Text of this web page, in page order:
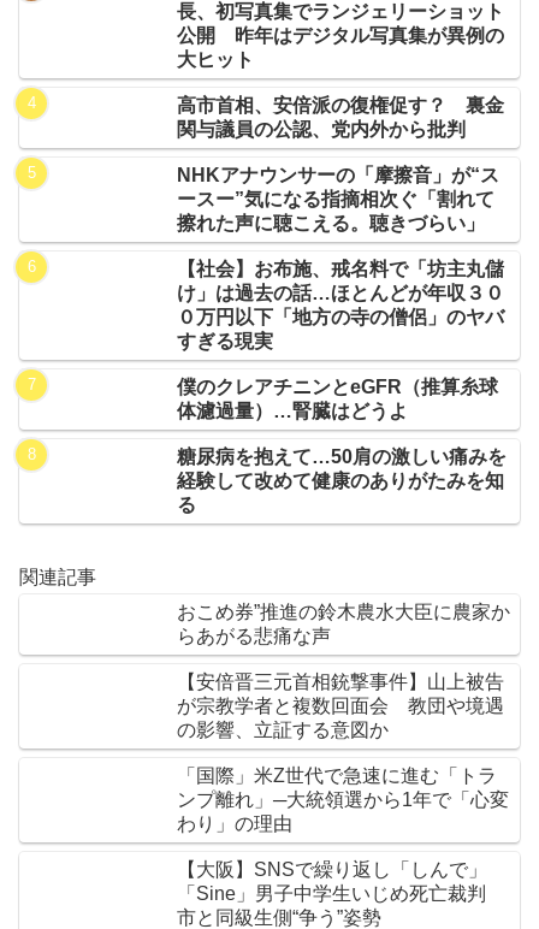
長、初写真集でランジェリーショット
公開 昨年はデジタル写真集が異例の
大ヒット
高市首相、安倍派の復権促す？ 裏金
関与議員の公認、党内外から批判
NHKアナウンサーの「摩擦音」が“ス
ースー”気になる指摘相次ぐ「割れて
擦れた声に聴こえる。聴きづらい」
【社会】お布施、戒名料で「坊主丸儲
け」は過去の話…ほとんどが年収３０
０万円以下「地方の寺の僧侶」のヤバ
すぎる現実
僕のクレアチニンとeGFR（推算糸球
体濾過量）…腎臓はどうよ
糖尿病を抱えて…50肩の激しい痛みを
経験して改めて健康のありがたみを知
る
関連記事
おこめ券”推進の鈴木農水大臣に農家か
らあがる悲痛な声
【安倍晋三元首相銃撃事件】山上被告
が宗教学者と複数回面会 教団や境遇
の影響、立証する意図か
「国際」米Z世代で急速に進む「トラ
ンプ離れ」─大統領選から1年で「心変
わり」の理由
【大阪】SNSで繰り返し「しんで」
「Sine」男子中学生いじめ死亡裁判
市と同級生側“争う”姿勢